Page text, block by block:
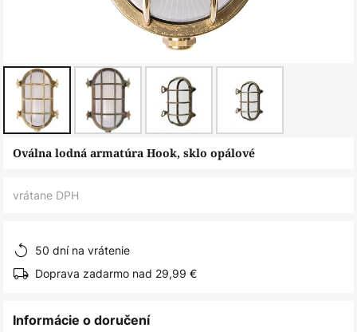
Preskočiť
Oválna lodná armatúra Hook, sklo opálové
vrátane DPH
50 dní na vrátenie
Doprava zadarmo nad 29,99 €
Informácie o doručení